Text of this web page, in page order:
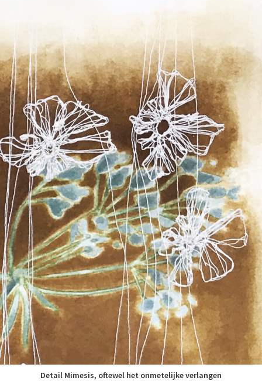
Detail Mimesis, oftewel het onmetelijke verlangen